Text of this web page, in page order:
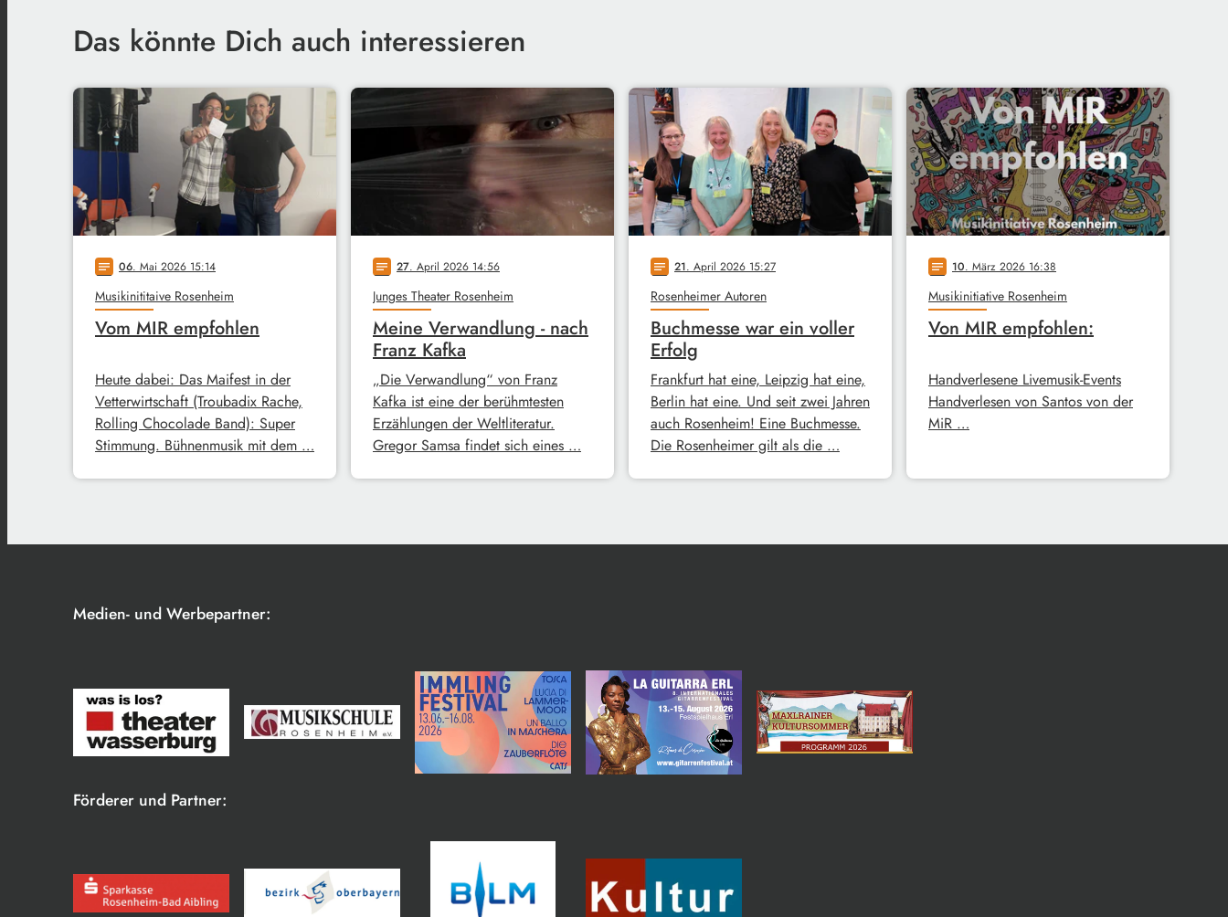
Das könnte Dich auch interessieren
notes 06. Mai 2026 15:14
Musikinititaive Rosenheim
Vom MIR empfohlen
Heute dabei: Das Maifest in der
Vetterwirtschaft (Troubadix Rache,
Rolling Chocolade Band): Super
Stimmung. Bühnenmusik mit dem …
notes 27. April 2026 14:56
Junges Theater Rosenheim
Meine Verwandlung - nach
Franz Kafka
„Die Verwandlung“ von Franz
Kafka ist eine der berühmtesten
Erzählungen der Weltliteratur.
Gregor Samsa findet sich eines …
notes 21. April 2026 15:27
Rosenheimer Autoren
Buchmesse war ein voller
Erfolg
Frankfurt hat eine, Leipzig hat eine,
Berlin hat eine. Und seit zwei Jahren
auch Rosenheim! Eine Buchmesse.
Die Rosenheimer gilt als die …
notes 10. März 2026 16:38
Musikinitiative Rosenheim
Von MIR empfohlen:
Handverlesene Livemusik-Events
Handverlesen von Santos von der
MiR …
Medien- und Werbepartner:
Förderer und Partner: